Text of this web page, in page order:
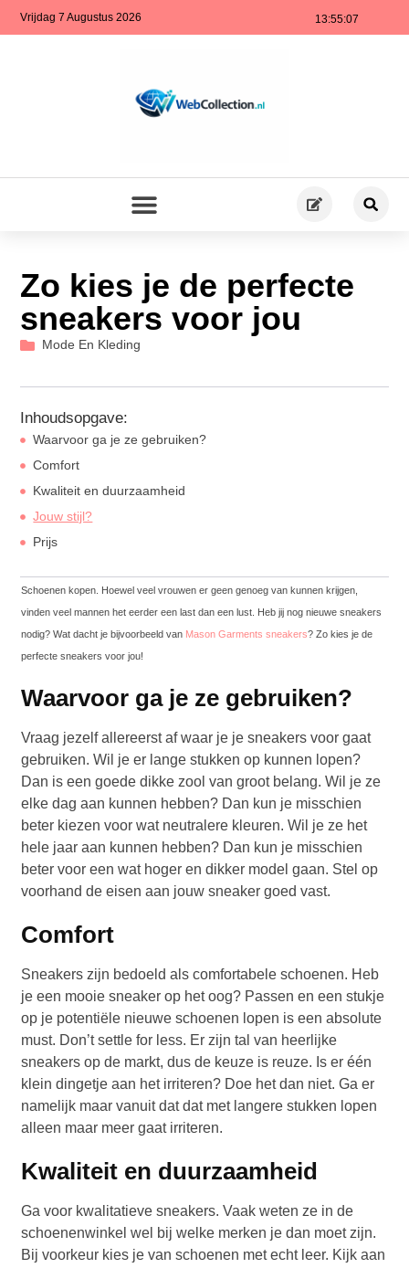
13:55:08
Vrijdag 7 Augustus 2026
Zo kies je de perfecte
sneakers voor jou
Mode En Kleding
Inhoudsopgave:
Waarvoor ga je ze gebruiken?
Comfort
Kwaliteit en duurzaamheid
Jouw stijl?
Prijs
Schoenen kopen. Hoewel veel vrouwen er geen genoeg van kunnen krijgen,
vinden veel mannen het eerder een last dan een lust. Heb jij nog nieuwe sneakers
nodig? Wat dacht je bijvoorbeeld van Mason Garments sneakers? Zo kies je de
perfecte sneakers voor jou!
Waarvoor ga je ze gebruiken?
Vraag jezelf allereerst af waar je je sneakers voor gaat
gebruiken. Wil je er lange stukken op kunnen lopen?
Dan is een goede dikke zool van groot belang. Wil je ze
elke dag aan kunnen hebben? Dan kun je misschien
beter kiezen voor wat neutralere kleuren. Wil je ze het
hele jaar aan kunnen hebben? Dan kun je misschien
beter voor een wat hoger en dikker model gaan. Stel op
voorhand de eisen aan jouw sneaker goed vast.
Comfort
Sneakers zijn bedoeld als comfortabele schoenen. Heb
je een mooie sneaker op het oog? Passen en een stukje
op je potentiële nieuwe schoenen lopen is een absolute
must. Don’t settle for less. Er zijn tal van heerlijke
sneakers op de markt, dus de keuze is reuze. Is er één
klein dingetje aan het irriteren? Doe het dan niet. Ga er
namelijk maar vanuit dat dat met langere stukken lopen
alleen maar meer gaat irriteren.
Kwaliteit en duurzaamheid
Ga voor kwalitatieve sneakers. Vaak weten ze in de
schoenenwinkel wel bij welke merken je dan moet zijn.
Bij voorkeur kies je van schoenen met echt leer. Kijk aan